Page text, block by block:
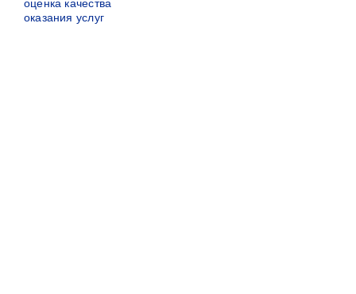
оценка качества
оказания услуг